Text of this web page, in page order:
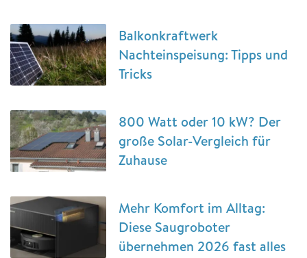
Balkonkraftwerk
Nachteinspeisung: Tipps und
Tricks
800 Watt oder 10 kW? Der
große Solar-Vergleich für
Zuhause
Mehr Komfort im Alltag:
Diese Saugroboter
übernehmen 2026 fast alles